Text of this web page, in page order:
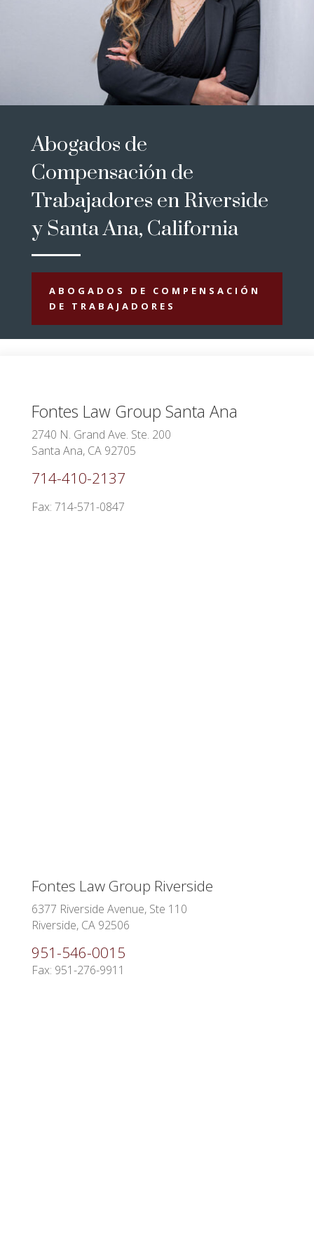
Abogados de
Compensación de
Trabajadores en Riverside
y Santa Ana, California
ABOGADOS DE COMPENSACIÓN
DE TRABAJADORES
Fontes Law Group Santa Ana
2740 N. Grand Ave. Ste. 200
Santa Ana, CA 92705
714-410-2137
Fax: 714-571-0847
Fontes Law Group Riverside
6377 Riverside Avenue, Ste 110
Riverside, CA 92506
951-546-0015
Fax: 951-276-9911